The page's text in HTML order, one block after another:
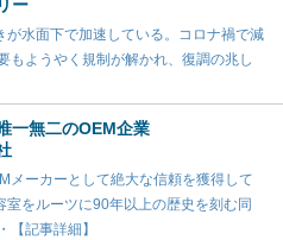
ー
が水面下で加速している。コロナ禍で減
もようやく規制が解かれ、復調の兆し
一無二のOEM企業
メーカーとして絶大な信頼を獲得して
室をルーツに90年以上の歴史を刻む同
【記事詳細】